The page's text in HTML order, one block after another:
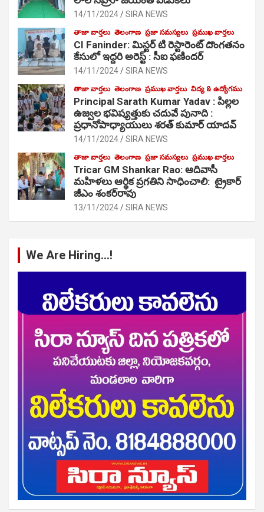
14/11/2024 SIRA NEWS
తాజా వార్తలు తెలంగాణ ప్రజా సమస్యలు ప్రముఖ వార్తలు
CI Faninder: మిస్టర్ టి రెస్టారెంట్ దొంగతనం
కేసులో ఇద్దరి అరెస్ట్ : సీఐ ఫణిందర్
14/11/2024 SIRA NEWS
తాజా వార్తలు తెలంగాణ ప్రముఖ వార్తలు విద్య & ఉద్యోగము
Principal Sarath Kumar Yadav : పిల్లల
ఉజ్వల భవిష్యత్తుకు చదువే పునాది :
ప్రధానోపాధ్యాయులు శరత్ కుమార్ యాదవ్
14/11/2024 SIRA NEWS
తాజా వార్తలు తెలంగాణ ప్రజా సమస్యలు ప్రముఖ వార్తలు
Tricar GM Shankar Rao: ఆదివాసీ
మహిళలు ఆర్థిక ప్రగతిని సాధించాలి: ట్రైకార్
జీఎం శంకర్‌రావు
13/11/2024 SIRA NEWS
We Are Hiring…!